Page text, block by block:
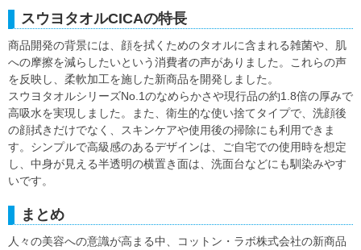
スウヨタオルCICAの特長
商品開発の背景には、顔を拭くためのタオルに含まれる雑菌や、肌
への摩擦を減らしたいという消費者の声がありました。これらの声
を反映し、柔軟加工を施した新商品を開発しました。
スウヨタオルシリーズNo.1のなめらかさや現行品の約1.8倍の厚みで
高吸水を実現しました。また、衛生的な使い捨てタイプで、洗顔後
の顔拭きだけでなく、スキンケアや使用後の掃除にも利用できま
す。シンプルで高級感のあるデザインは、ご自宅での使用時を想定
し、中身が見える半透明の横置き面は、洗面台などにも馴染みやす
いです。
まとめ
人々の美容への意識が高まる中、コットン・ラボ株式会社の新商品